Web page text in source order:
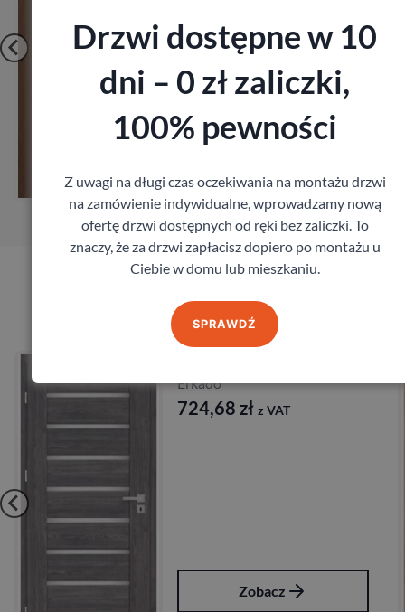
Zobacz
Zamów pomiar
Produkty marki Erkado
Erkado
724,68 zł z VAT
Zobacz
Drzwi dostępne w 10
dni – 0 zł zaliczki,
100% pewności
Z uwagi na długi czas oczekiwania na montażu drzwi
na zamówienie indywidualne, wprowadzamy nową
ofertę drzwi dostępnych od ręki bez zaliczki. To
znaczy, że za drzwi zapłacisz dopiero po montażu u
Ciebie w domu lub mieszkaniu.
SPRAWDŹ